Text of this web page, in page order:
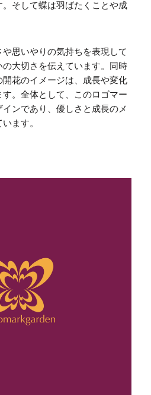
そして蝶は羽ばたくことや成
思いやりの気持ちを表現して
大切さを伝えています。同時
花のイメージは、成長や変化
。全体として、このロゴマー
ンであり、優しさと成長のメ
ます。